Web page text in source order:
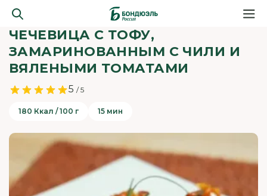
ЧЕЧЕВИЦА С ТОФУ,
ЗАМАРИНОВАННЫМ С ЧИЛИ И
ВЯЛЕНЫМИ ТОМАТАМИ
5 / 5
180 Ккал / 100 г 15 мин